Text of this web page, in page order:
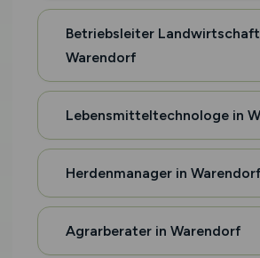
Betriebsleiter
Warendorf
Lebensmitteltechnologe in
Herdenmanager in Warendorf
Agrarberater in Warendorf